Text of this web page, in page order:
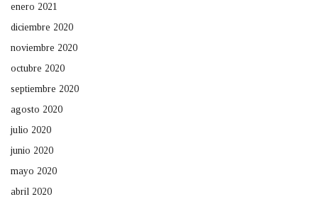
enero 2021
diciembre 2020
noviembre 2020
octubre 2020
septiembre 2020
agosto 2020
julio 2020
junio 2020
mayo 2020
abril 2020